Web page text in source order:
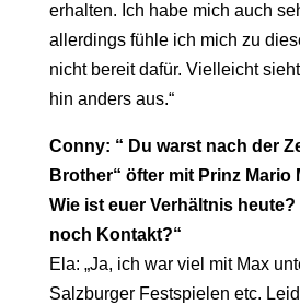
erhalten. Ich habe mich auch
allerdings fühle ich mich zu
nicht bereit dafür. Vielleicht
hin anders aus.“
Conny: “ Du warst nach der
Brother“ öfter mit Prinz Mario
Wie ist euer Verhältnis
noch Kontakt?“
Ela: „Ja, ich war viel mit Max
Salzburger Festspielen etc.